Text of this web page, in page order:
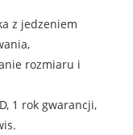
z jedzeniem
rozmiaru i
1 rok gwarancji,